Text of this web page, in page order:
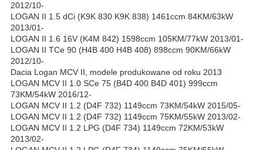
2012/10-
LOGAN II 1.5 dCi (K9K 830 K9K 838) 1461ccm 84KM/63kW
2013/01-
LOGAN II 1.6 16V (K4M 842) 1598ccm 105KM/77kW 2013/01-
LOGAN II TCe 90 (H4B 400 H4B 408) 898ccm 90KM/66kW
2012/10-
Dacia Logan MCV II, modele produkowane od roku 2013
LOGAN MCV II 1.0 SCe 75 (B4D 400 B4D 401) 999ccm
73KM/54kW 2016/12-
LOGAN MCV II 1.2 (D4F 732) 1149ccm 73KM/54kW 2015/05-
LOGAN MCV II 1.2 (D4F 732) 1149ccm 75KM/55kW 2013/02-
LOGAN MCV II 1.2 LPG (D4F 734) 1149ccm 72KM/53kW
2013/02-